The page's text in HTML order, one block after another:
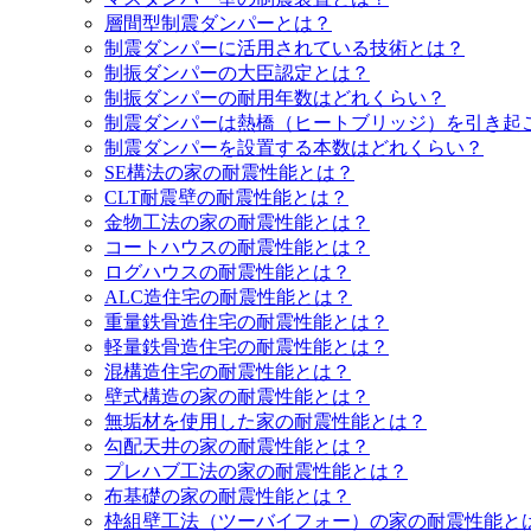
層間型制震ダンパーとは？
制震ダンパーに活用されている技術とは？
制振ダンパーの大臣認定とは？
制振ダンパーの耐用年数はどれくらい？
制震ダンパーは熱橋（ヒートブリッジ）を引き起
制震ダンパーを設置する本数はどれくらい？
SE構法の家の耐震性能とは？
CLT耐震壁の耐震性能とは？
金物工法の家の耐震性能とは？
コートハウスの耐震性能とは？
ログハウスの耐震性能とは？
ALC造住宅の耐震性能とは？
重量鉄骨造住宅の耐震性能とは？
軽量鉄骨造住宅の耐震性能とは？
混構造住宅の耐震性能とは？
壁式構造の家の耐震性能とは？
無垢材を使用した家の耐震性能とは？
勾配天井の家の耐震性能とは？
プレハブ工法の家の耐震性能とは？
布基礎の家の耐震性能とは？
枠組壁工法（ツーバイフォー）の家の耐震性能と